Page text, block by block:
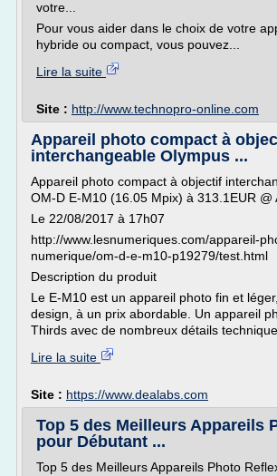
votre...
Pour vous aider dans le choix de votre
hybride ou compact, vous pouvez...
Lire la suite
Site : http://www.technopro-online.com
Appareil photo compact à
interchangeable Olympus ...
Appareil photo compact à objectif
OM-D E-M10 (16.05 Mpix) à 313.1EUR @
Le 22/08/2017 à 17h07
http://www.lesnumeriques.com/appareil-
numerique/om-d-e-m10-p19279/test.html
Description du produit
Le E-M10 est un appareil photo fin et
design, à un prix abordable. Un appareil
Thirds avec de nombreux détails
Lire la suite
Site : https://www.dealabs.com
Top 5 des Meilleurs Appareils
pour Débutant ...
Top 5 des Meilleurs Appareils Photo